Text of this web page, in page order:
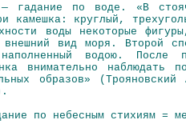
— гадание по воде. «В
камешка: круглый,
воды некоторые
внешний вид моря. Второй
водою. После
внимательно наблюдать
образов»
по небесным стихиям =